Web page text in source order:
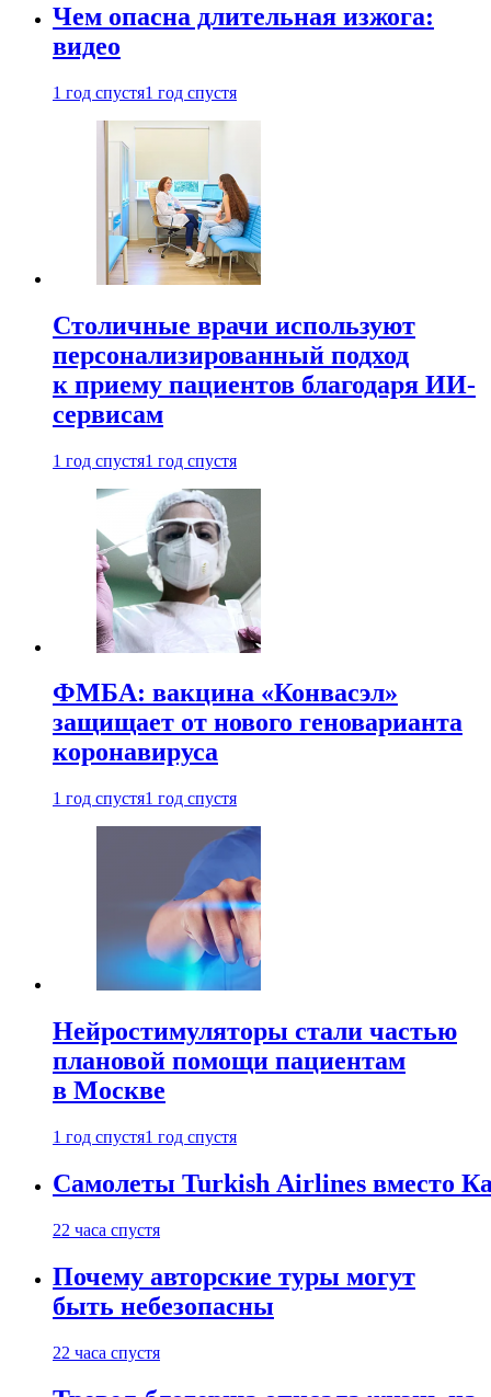
Чем опасна длительная изжога:
видео
1 год спустя1 год спустя
Столичные врачи используют
персонализированный подход
к приему пациентов благодаря ИИ-
сервисам
1 год спустя1 год спустя
ФМБА: вакцина «Конвасэл»
защищает от нового геноварианта
коронавируса
1 год спустя1 год спустя
Нейростимуляторы стали частью
плановой помощи пациентам
в Москве
1 год спустя1 год спустя
Самолеты Turkish Airlines вместо
22 часа спустя
Почему авторские туры могут
быть небезопасны
22 часа спустя